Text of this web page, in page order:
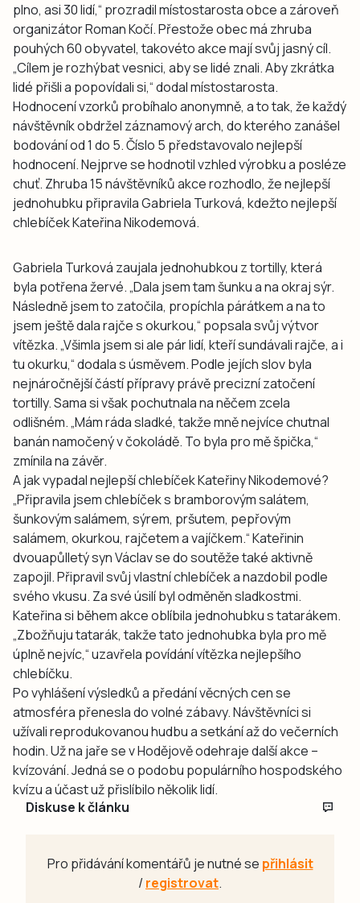
plno, asi 30 lidí,“ prozradil místostarosta obce a zároveň
organizátor Roman Kočí. Přestože obec má zhruba
pouhých 60 obyvatel, takovéto akce mají svůj jasný cíl.
„Cílem je rozhýbat vesnici, aby se lidé znali. Aby zkrátka
lidé přišli a popovídali si,“ dodal místostarosta.
Hodnocení vzorků probíhalo anonymně, a to tak, že každý
návštěvník obdržel záznamový arch, do kterého zanášel
bodování od 1 do 5. Číslo 5 představovalo nejlepší
hodnocení. Nejprve se hodnotil vzhled výrobku a posléze
chuť. Zhruba 15 návštěvníků akce rozhodlo, že nejlepší
jednohubku připravila Gabriela Turková, kdežto nejlepší
chlebíček Kateřina Nikodemová.
Gabriela Turková zaujala jednohubkou z tortilly, která
byla potřena žervé. „Dala jsem tam šunku a na okraj sýr.
Následně jsem to zatočila, propíchla párátkem a na to
jsem ještě dala rajče s okurkou,“ popsala svůj výtvor
vítězka. „Všimla jsem si ale pár lidí, kteří sundávali rajče, a i
tu okurku,“ dodala s úsměvem. Podle jejích slov byla
nejnáročnější částí přípravy právě precizní zatočení
tortilly. Sama si však pochutnala na něčem zcela
odlišném. „Mám ráda sladké, takže mně nejvíce chutnal
banán namočený v čokoládě. To byla pro mě špička,“
zmínila na závěr.
A jak vypadal nejlepší chlebíček Kateřiny Nikodemové?
„Připravila jsem chlebíček s bramborovým salátem,
šunkovým salámem, sýrem, pršutem, pepřovým
salámem, okurkou, rajčetem a vajíčkem.“ Kateřinin
dvouapůlletý syn Václav se do soutěže také aktivně
zapojil. Připravil svůj vlastní chlebíček a nazdobil podle
svého vkusu. Za své úsilí byl odměněn sladkostmi.
Kateřina si během akce oblíbila jednohubku s tatarákem.
„Zbožňuju tatarák, takže tato jednohubka byla pro mě
úplně nejvíc,“ uzavřela povídání vítězka nejlepšího
chlebíčku.
Po vyhlášení výsledků a předání věcných cen se
atmosféra přenesla do volné zábavy. Návštěvníci si
užívali reprodukovanou hudbu a setkání až do večerních
hodin. Už na jaře se v Hodějově odehraje další akce –
kvízování. Jedná se o podobu populárního hospodského
kvízu a účast už přislíbilo několik lidí.
Diskuse k článku
Pro přidávání komentářů je nutné se přihlásit
/registrovat.